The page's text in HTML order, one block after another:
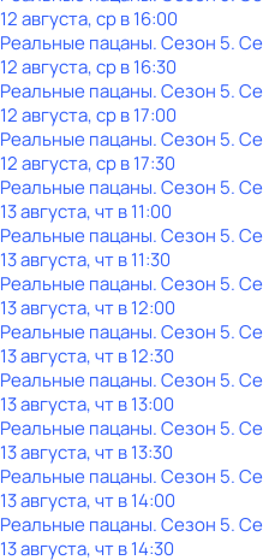
12 августа, ср в 16:00
Реальные пацаны. Сезон 5.
12 августа, ср в 16:30
Реальные пацаны. Сезон 5.
12 августа, ср в 17:00
Реальные пацаны. Сезон 5.
12 августа, ср в 17:30
Реальные пацаны. Сезон 5.
13 августа, чт в 11:00
Реальные пацаны. Сезон 5.
13 августа, чт в 11:30
Реальные пацаны. Сезон 5.
13 августа, чт в 12:00
Реальные пацаны. Сезон 5.
13 августа, чт в 12:30
Реальные пацаны. Сезон 5.
13 августа, чт в 13:00
Реальные пацаны. Сезон 5.
13 августа, чт в 13:30
Реальные пацаны. Сезон 5.
13 августа, чт в 14:00
Реальные пацаны. Сезон 5.
13 августа, чт в 14:30